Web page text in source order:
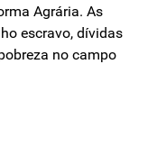
Agrária. As
escravo, dívidas
no campo